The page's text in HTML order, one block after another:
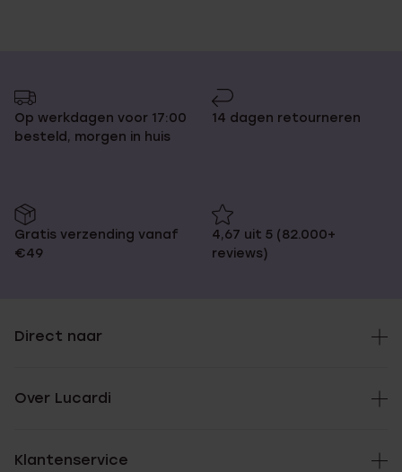
Op werkdagen voor 17:00
besteld, morgen in huis
14 dagen retourneren
Gratis verzending vanaf
€49
4,67 uit 5 (82.000+
reviews)
Direct naar
Over Lucardi
Klantenservice